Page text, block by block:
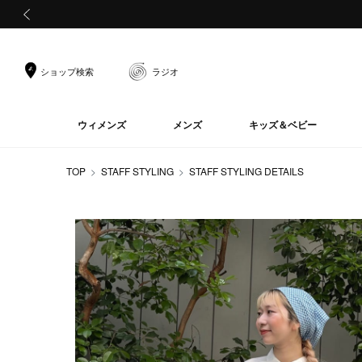
ショップ検索 ラジオ
ウィメンズ メンズ キッズ＆ベビー
TOP STAFF STYLING STAFF STYLING DETAILS